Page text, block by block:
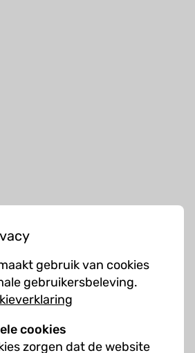
gebruik van cookies
gebruikersbeleving.
cookies
zorgen dat de website